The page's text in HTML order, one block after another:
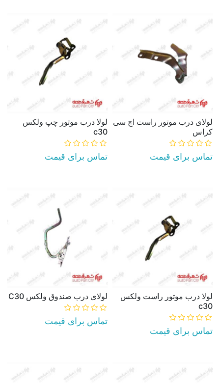
لولای درب موتور راست اچ سی
کراس
تماس برای قیمت
لولا درب موتور چپ ولكس
c30
تماس برای قیمت
لولا درب موتور راست ولكس
c30
تماس برای قیمت
لولای درب صندوق ولکس C30
تماس برای قیمت